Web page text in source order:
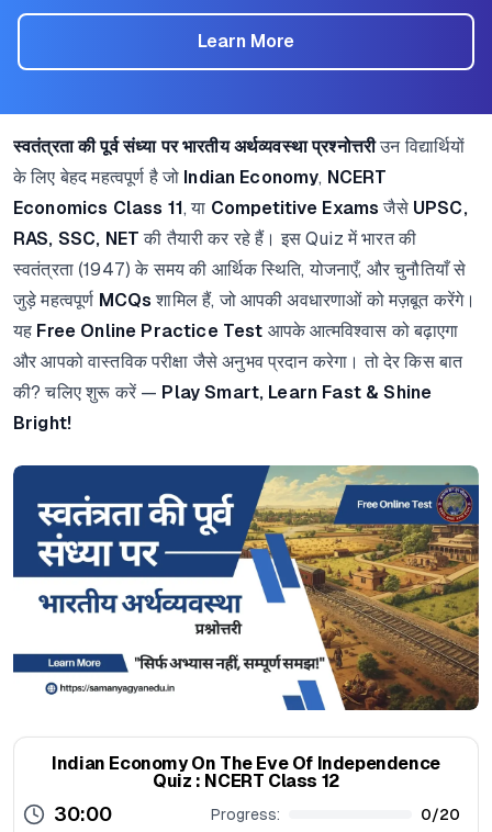
Learn More
स्वतंत्रता की पूर्व संध्या पर भारतीय अर्थव्यवस्था प्रश्नोत्तरीउन विद्यार्थियों
के लिए बेहद महत्वपूर्ण है जो Indian Economy, NCERT
Economics Class 11, या Competitive Exams जैसे UPSC,
RAS, SSC, NET की तैयारी कर रहे हैं। इस Quiz में भारत की
स्वतंत्रता (1947) के समय की आर्थिक स्थिति, योजनाएँ, और चुनौतियाँ से
जुड़े महत्वपूर्ण MCQs शामिल हैं, जो आपकी अवधारणाओं को मज़बूत करेंगे।
यह Free Online Practice Test आपके आत्मविश्वास को बढ़ाएगा
और आपको वास्तविक परीक्षा जैसे अनुभव प्रदान करेगा। तो देर किस बात
की? चलिए शुरू करें — Play Smart, Learn Fast & Shine
Bright!
Indian Economy On The Eve Of Independence
Quiz : NCERT Class 12
30:00 Progress: 0/20